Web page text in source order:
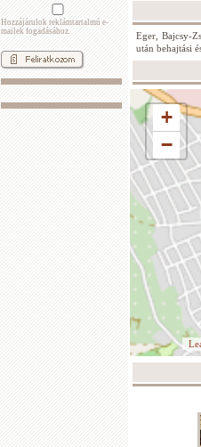
Hozzájárulok reklámtartalmú e-
mailek fogadásához.
Eger, Bajcsy-
után behajtási
+
−